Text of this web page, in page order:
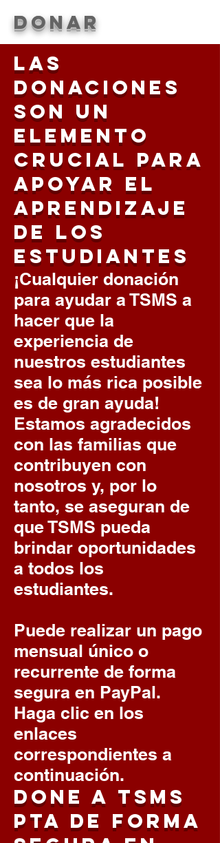
DONAR
Las
donaciones
son un
elemento
crucial para
apoyar el
aprendizaje
de los
estudiantes
¡Cualquier donación
para ayudar a TSMS a
hacer que la
experiencia de
nuestros estudiantes
sea lo más rica posible
es de gran ayuda!
Estamos agradecidos
con las familias que
contribuyen con
nosotros y, por lo
tanto, se aseguran de
que TSMS pueda
brindar oportunidades
a todos los
estudiantes.
Puede realizar un pago
mensual único o
recurrente de forma
segura en PayPal.
Haga clic en los
enlaces
correspondientes a
continuación.
DONE a TSMS
PTA de forma